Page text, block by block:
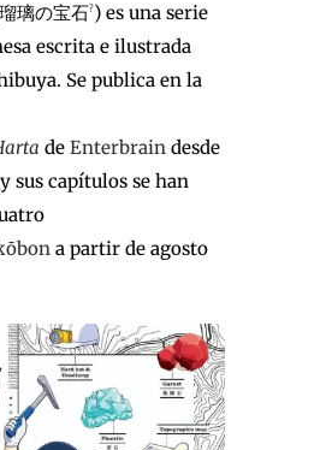
瑠璃の宝石?) es una serie
escrita e ilustrada
Se publica en la
de Enterbrain desde
sus capítulos se han
a partir de agosto